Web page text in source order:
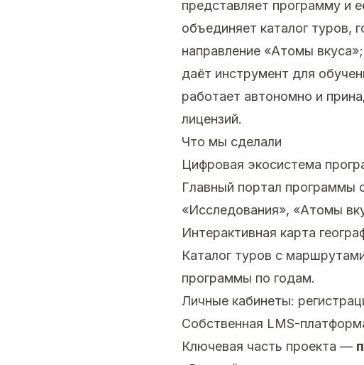
представляет программу и
объединяет каталог туров,
направление «Атомы вкуса»;
даёт инструмент для
работает автономно и
лицензий.
Что мы сделали
Цифровая экосистема
Главный портал программы
«Исследования», «Атомы
Интерактивная карта
Каталог туров с
программы по годам.
Личные кабинеты:
Собственная LMS-
Ключевая часть проекта —